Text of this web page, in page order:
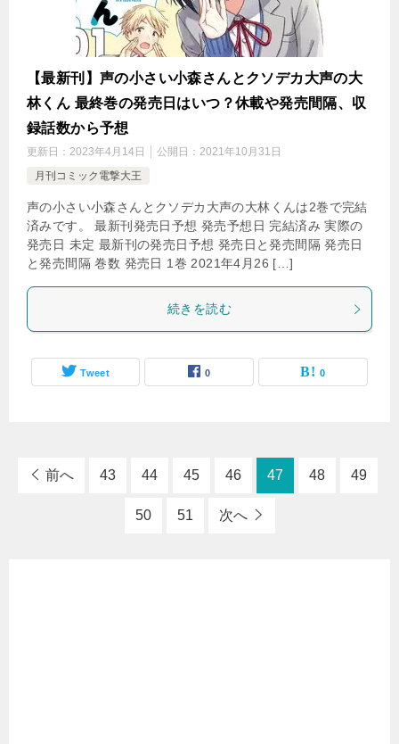
【最新刊】声の小さい小森さんとクソデカ大声の大
林くん 最終巻の発売日はいつ？休載や発売間隔、収
録話数から予想
更新日： 2023年4月14日 公開日： 2021年10月31日
月刊コミック電撃大王
声の小さい小森さんとクソデカ大声の大林くんは2巻で完結
済みです。 最新刊発売日予想 発売予想日 完結済み 実際の
発売日 未定 最新刊の発売日予想 発売日と発売間隔 発売日
と発売間隔 巻数 発売日 1巻 2021年4月26 […]
続きを読む
Tweet 0 0
前へ 43 44 45 46 47 48 49
50 51 次へ